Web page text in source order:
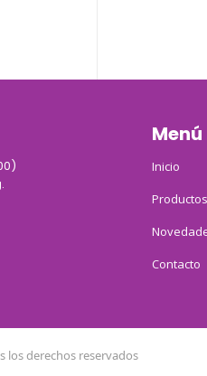
Menú
Inicio
Productos
Contacto
los derechos reservados